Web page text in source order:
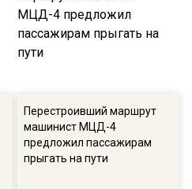
Перестроивший маршрут
машинист МЦД-4
предложил пассажирам
прыгать на пути